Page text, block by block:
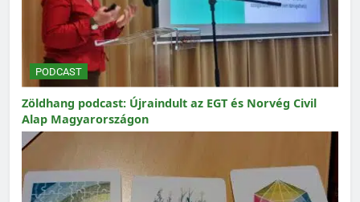
PODCAST
Zöldhang podcast: Újraindult az EGT és Norvég Civil
Alap Magyarországon